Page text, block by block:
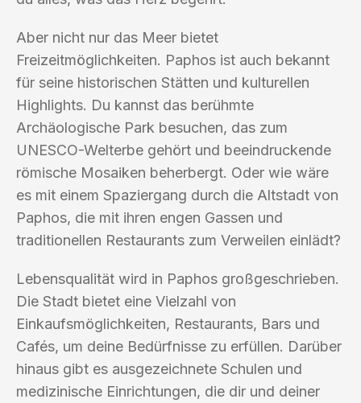
Aber nicht nur das Meer bietet
Freizeitmöglichkeiten. Paphos ist auch bekannt
für seine historischen Stätten und kulturellen
Highlights. Du kannst das berühmte
Archäologische Park besuchen, das zum
UNESCO-Welterbe gehört und beeindruckende
römische Mosaiken beherbergt. Oder wie wäre
es mit einem Spaziergang durch die Altstadt von
Paphos, die mit ihren engen Gassen und
traditionellen Restaurants zum Verweilen einlädt?
Lebensqualität wird in Paphos großgeschrieben.
Die Stadt bietet eine Vielzahl von
Einkaufsmöglichkeiten, Restaurants, Bars und
Cafés, um deine Bedürfnisse zu erfüllen. Darüber
hinaus gibt es ausgezeichnete Schulen und
medizinische Einrichtungen, die dir und deiner